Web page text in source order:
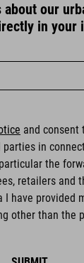
our
in your
and consent
in
the
retailers and
I have provided
other than the